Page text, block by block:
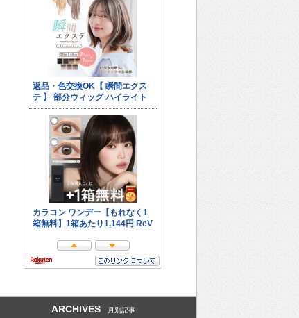
ARCHIVES 月別記事